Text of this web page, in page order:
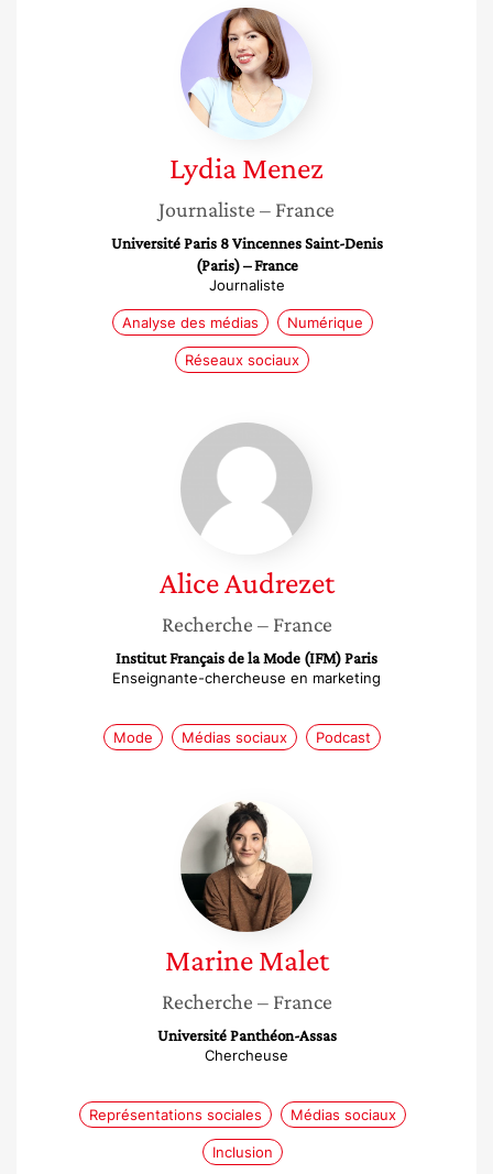
Lydia
Menez
LydiaMenez
Journaliste – France
Université Paris 8 Vincennes Saint-Denis
(Paris) – France
Journaliste
Analyse des médias Numérique
Réseaux sociaux
Alice
Audrezet
AliceAudrezet
Recherche – France
Institut Français de la Mode (IFM) Paris
Enseignante-chercheuse en marketing
Mode Médias sociaux Podcast
Marine
Malet
Marine Malet
Recherche – France
Université Panthéon-Assas
Chercheuse
Représentations sociales Médias sociaux
Inclusion